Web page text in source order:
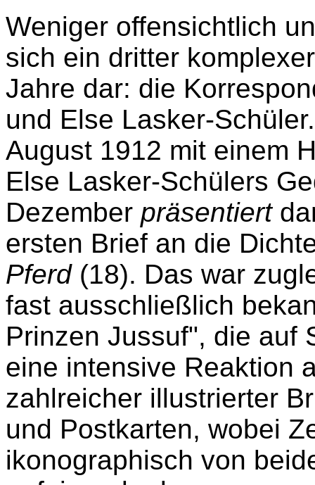
Weniger offensichtlich
sich ein dritter
Jahre dar: die
und Else Lasker-
August 1912 mit einem
Else Lasker-Schülers
Dezember präsentiert
ersten Brief an die
Pferd(18). Das war
fast ausschließlich
Prinzen Jussuf", die auf
eine intensive Reaktion
zahlreicher illustrierter
und Postkarten, wobei
ikonographisch von